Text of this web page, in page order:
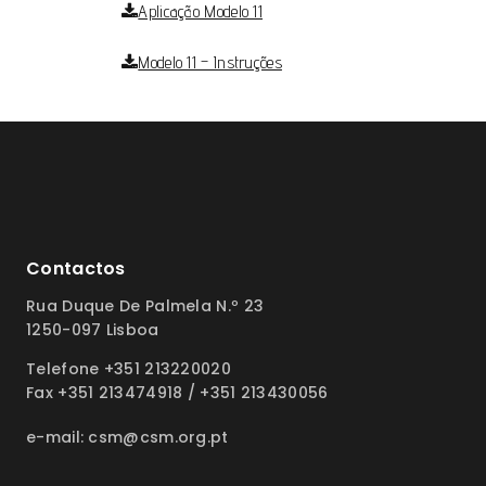
Aplicação Modelo 11
Modelo 11 – Instruções
Contactos
Rua Duque De Palmela N.º 23
1250-097 Lisboa
Telefone +351 213220020
Fax +351 213474918 / +351 213430056
e-mail: csm@csm.org.pt